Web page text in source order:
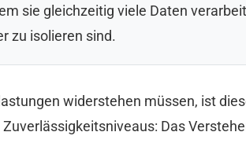
sie gleichzeitig viele Daten
zu isolieren sind.
widerstehen müssen, ist
Das